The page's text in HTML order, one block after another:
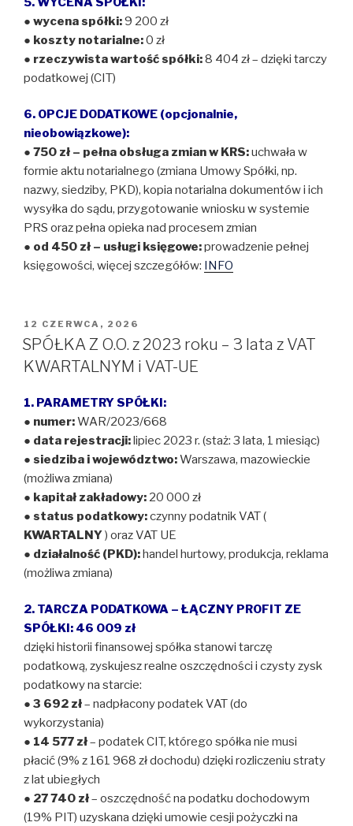
● wycena spółki:9 200 zł
● koszty notarialne:0 zł
● rzeczywista wartość spółki:8 404 zł – dzięki tarczy
podatkowej (CIT)
6. OPCJE DODATKOWE (opcjonalnie,
nieobowiązkowe):
● 750 zł – pełna obsługa zmian w KRS:uchwała w
formie aktu notarialnego (zmiana Umowy Spółki, np.
nazwy, siedziby, PKD), kopia notarialna dokumentów i ich
wysyłka do sądu, przygotowanie wniosku w systemie
PRS oraz pełna opieka nad procesem zmian
● od 450 zł – usługi księgowe:prowadzenie pełnej
księgowości, więcej szczegółów: INFO
OPUBLIKOWANE
W
12 CZERWCA, 2026
SPÓŁKA Z O.O. z 2023 roku – 3 lata z VAT
KWARTALNYM i VAT-UE
1. PARAMETRY SPÓŁKI:
● numer:WAR/2023/668
● data rejestracji:lipiec 2023 r. (staż: 3 lata, 1 miesiąc)
● siedziba i województwo:Warszawa, mazowieckie
(możliwa zmiana)
● kapitał zakładowy: 20 000 zł
● status podatkowy:czynny podatnik VAT (
KWARTALNY) oraz VAT UE
● działalność (PKD):handel hurtowy, produkcja, reklama
(możliwa zmiana)
2. TARCZA PODATKOWA – ŁĄCZNY PROFIT ZE
SPÓŁKI: 46 009 zł
dzięki historii finansowej spółka stanowi tarczę
podatkową, zyskujesz realne oszczędności i czysty zysk
podatkowy na starcie:
● 3 692 zł– nadpłacony podatek VAT (do
wykorzystania)
● 14 577 zł– podatek CIT, którego spółka nie musi
płacić (9% z 161 968 zł dochodu) dzięki rozliczeniu straty
z lat ubiegłych
● 27 740 zł– oszczędność na podatku dochodowym
(19% PIT) uzyskana dzięki umowie cesji pożyczki na